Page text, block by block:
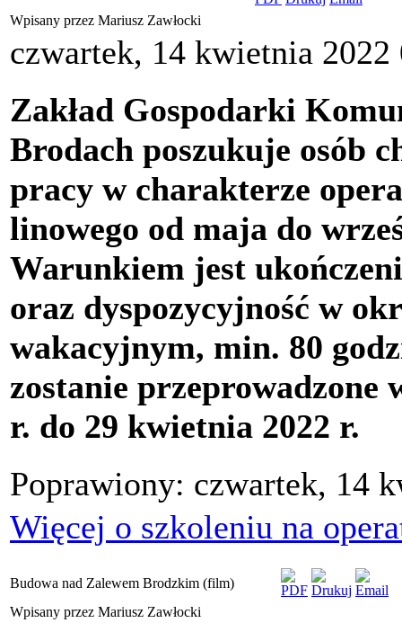
Wpisany przez Mariusz Zawłocki
czwartek, 14 kwietnia 2022
Zakład Gospodarki
Brodach poszukuje osób
pracy w charakterze
linowego od maja do
Warunkiem jest
oraz dyspozycyjność w
wakacyjnym, min. 80
zostanie przeprowadzone
r. do 29 kwietnia 2022 r.
Poprawiony: czwartek, 14
Więcej o szkoleniu na
Budowa nad Zalewem Brodzkim (film)
Wpisany przez Mariusz Zawłocki